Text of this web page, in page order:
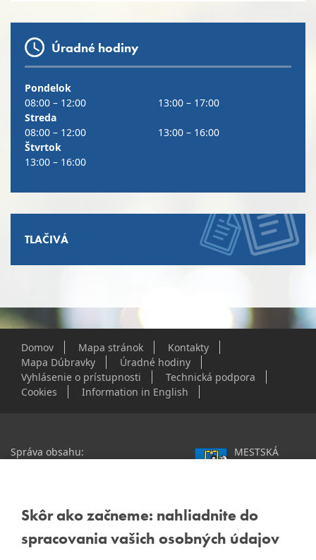
Skôr ako začneme: nahliadnite do
spracovania vašich osobných údajov
Úradné hodiny
Pondelok
08:00 – 12:00
13:00 – 17:00
Streda
08:00 – 12:00
13:00 – 16:00
Štvrtok
13:00 – 16:00
TLAČIVÁ
Domov Mapa stránok
Kontakty
Mapa Dúbravky
Úradné hodiny
Vyhlásenie o prístupnosti
Technická podpora
Cookies
Information in English
Správa obsahu:
Staršie informácie a dokumenty
starej stránke Dúbravky
MESTSKÁ
Žatevná 2, 844 02